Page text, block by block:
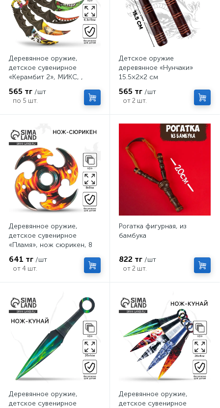
Деревянное оружие,
детское сувенирное
«Керамбит 2», МИКС, ,
565 тг /шт
по 5 шт.
Детское оружие
деревянное «Нунчаки»
15.5×2×2 см
565 тг /шт
от 2 шт.
Деревянное оружие,
детское сувенирное
«Пламя», нож сюрикен, 8
641 тг /шт
от 4 шт.
Рогатка фигурная, из
бамбука
822 тг /шт
от 2 шт.
Деревянное оружие,
детское сувенирное
Деревянное оружие,
детское сувенирное